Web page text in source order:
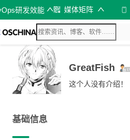
研发效能 媒体矩阵
GreatFish
这个人没有介绍！
基础信息